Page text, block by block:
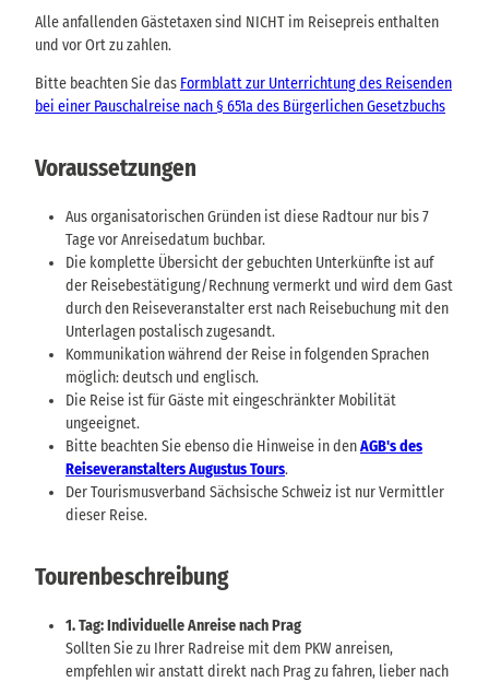
Alle anfallenden Gästetaxen sind NICHT im Reisepreis enthalten
und vor Ort zu zahlen.
Bitte beachten Sie das Formblatt zur Unterrichtung des Reisenden
bei einer Pauschalreise nach § 651a des Bürgerlichen Gesetzbuchs
Voraussetzungen
Aus organisatorischen Gründen ist diese Radtour nur bis 7
Tage vor Anreisedatum buchbar.
Die komplette Übersicht der gebuchten Unterkünfte ist auf
der Reisebestätigung/Rechnung vermerkt und wird dem Gast
durch den Reiseveranstalter erst nach Reisebuchung mit den
Unterlagen postalisch zugesandt.
Kommunikation während der Reise in folgenden Sprachen
möglich: deutsch und englisch.
Die Reise ist für Gäste mit eingeschränkter Mobilität
ungeeignet.
Bitte beachten Sie ebenso die Hinweise in denAGB's des
Reiseveranstalters Augustus Tours.
Der Tourismusverband Sächsische Schweiz ist nur Vermittler
dieser Reise.
Tourenbeschreibung
1. Tag: Individuelle Anreise nach Prag
Sollten Sie zu Ihrer Radreise mit dem PKW anreisen,
empfehlen wir anstatt direkt nach Prag zu fahren, lieber nach